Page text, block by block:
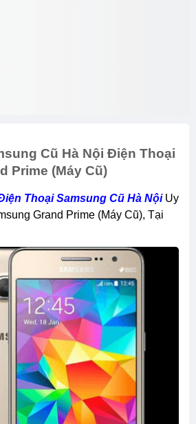
Cũ Hà Nội Điện Thoại
Prime (máy Cũ)
Thoại Samsung Cũ Hà NộiUy
Grand Prime (máy Cũ), Tại